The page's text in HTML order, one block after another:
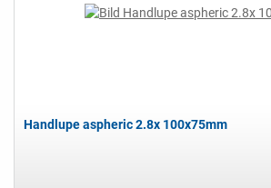
Handlupe aspheric 2.8x 100x75mm